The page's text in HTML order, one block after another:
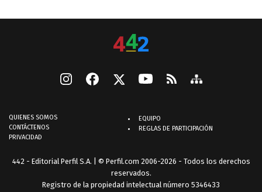
QUIENES SOMOS
CONTÁCTENOS
PRIVACIDAD
EQUIPO
REGLAS DE PARTICIPACIÓN
442 - Editorial Perfil S.A. | © Perfil.com 2006-2026 - Todos los derechos
reservados.
Registro de la propiedad intelectual número 5346433